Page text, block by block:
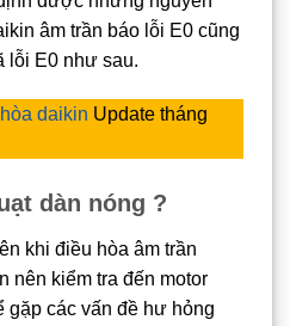
âm trần báo lỗi E0 cũng
lỗi E0 như sau.
daikin Update tháng
dàn nóng ?
khi điều hòa âm trần
nên kiểm tra đến motor
gặp các vấn đề hư hỏng